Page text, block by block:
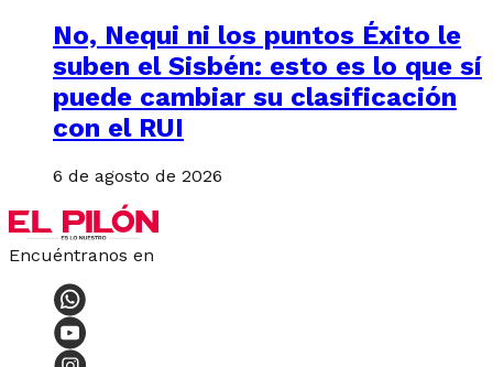
No, Nequi ni los puntos Éxito le
suben el Sisbén: esto es lo que sí
puede cambiar su clasificación
con el RUI
6 de agosto de 2026
Encuéntranos en